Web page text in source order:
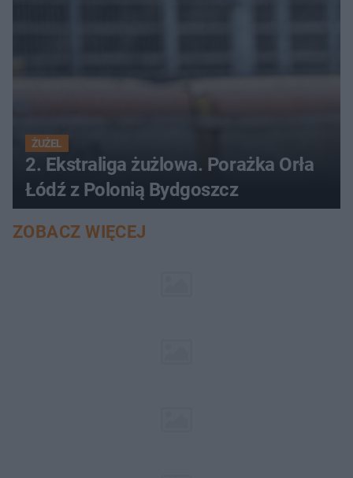
ŻUŻEL
2. Ekstraliga żużlowa. Porażka Orła
Łódź z Polonią Bydgoszcz
ZOBACZ WIĘCEJ